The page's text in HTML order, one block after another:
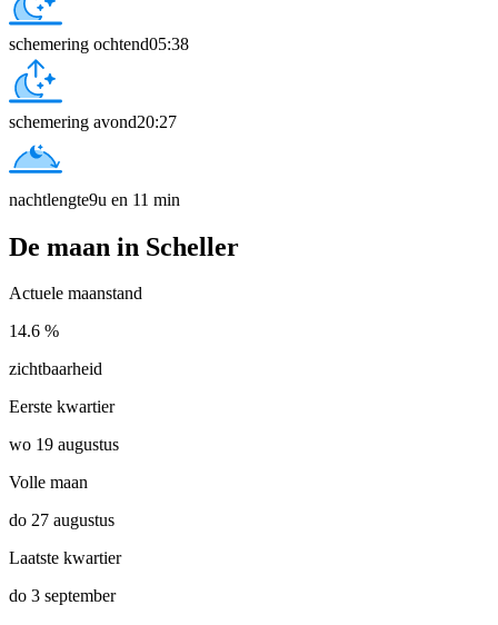
schemering ochtend05:38
schemering avond20:27
nachtlengte9u en 11 min
De maan in Scheller
Actuele maanstand
14.6 %
zichtbaarheid
Eerste kwartier
wo 19 augustus
Volle maan
do 27 augustus
Laatste kwartier
do 3 september